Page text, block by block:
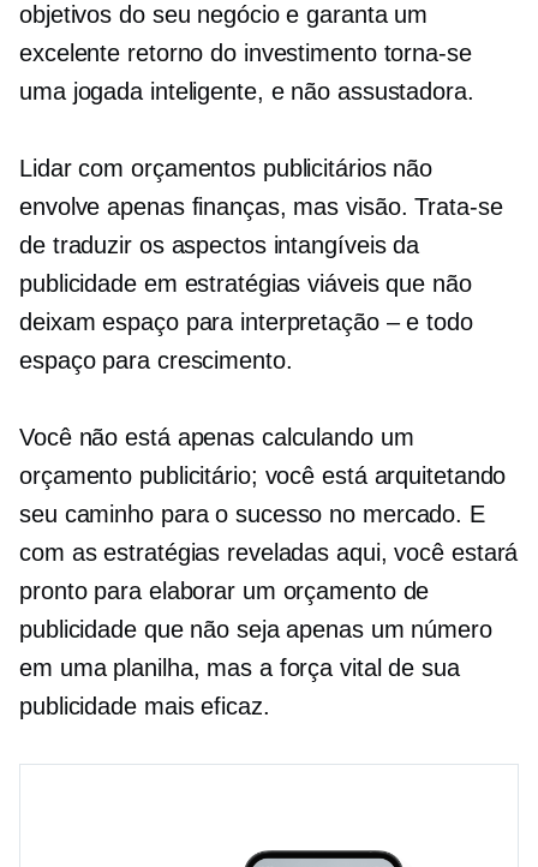
objetivos do seu negócio e garanta um
excelente retorno do investimento torna-se
uma jogada inteligente, e não assustadora.
Lidar com orçamentos publicitários não
envolve apenas finanças, mas visão. Trata-se
de traduzir os aspectos intangíveis da
publicidade em estratégias viáveis ​​que não
deixam espaço para interpretação – e todo
espaço para crescimento.
Você não está apenas calculando um
orçamento publicitário; você está arquitetando
seu caminho para o sucesso no mercado. E
com as estratégias reveladas aqui, você estará
pronto para elaborar um orçamento de
publicidade que não seja apenas um número
em uma planilha, mas a força vital de sua
publicidade mais eficaz.